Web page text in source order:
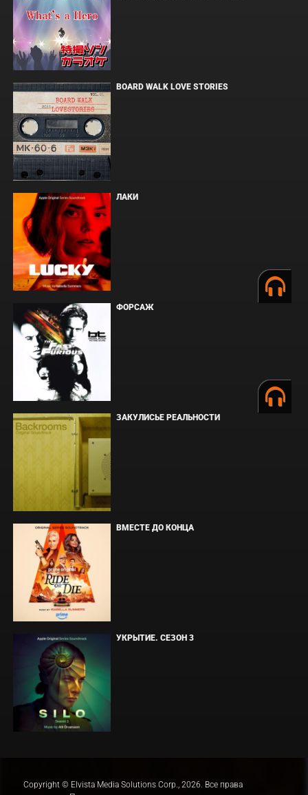
BOARD WALK LOVE STORIES
ЛАКИ
ФОРСАЖ
ЗАКУЛИСЬЕ РЕАЛЬНОСТИ
ВМЕСТЕ ДО КОНЦА
УКРЫТИЕ. СЕЗОН 3
Copyright © Elvista Media Solutions Corp., 2026. Все права